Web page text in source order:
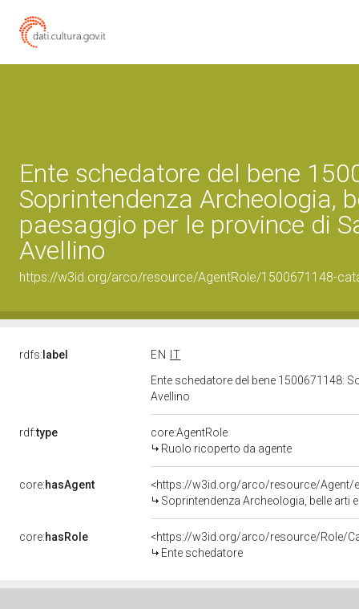
Ente schedatore del bene
Soprintendenza Archeologia,
paesaggio per le province di
Avellino
https://w3id.org/arco/resource/AgentRole/1500671148-
rdfs: label EN
IT
Ente schedatore del bene 1500671148:
Avellino
rdf:type
core:AgentRole
Ruolo ricoperto da agente
core:hasAgent
<https://w3id.org/arco/resource/Agent/
Soprintendenza Archeologia, belle arti
core:hasRole
<https://w3id.org/arco/resource/Role/
Ente schedatore